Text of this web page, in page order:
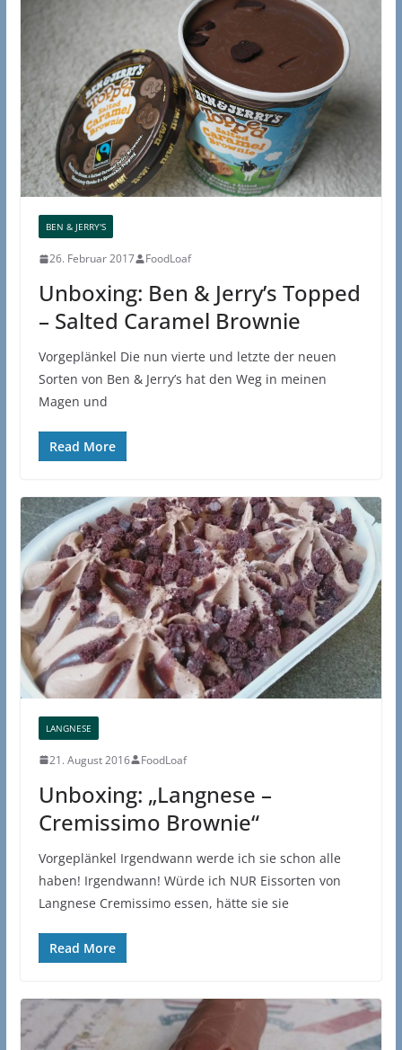
BEN & JERRY'S
26. Februar 2017 FoodLoaf
Unboxing: Ben & Jerry’s Topped
– Salted Caramel Brownie
Vorgeplänkel Die nun vierte und letzte der neuen
Sorten von Ben & Jerry’s hat den Weg in meinen
Magen und
Read More
LANGNESE
21. August 2016 FoodLoaf
Unboxing: „Langnese –
Cremissimo Brownie“
Vorgeplänkel Irgendwann werde ich sie schon alle
haben! Irgendwann! Würde ich NUR Eissorten von
Langnese Cremissimo essen, hätte sie sie
Read More